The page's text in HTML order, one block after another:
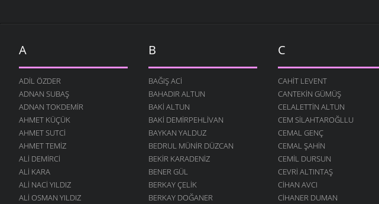
A
ADIL ÖZDER
ADNAN SUBAŞ
ADNAN TOKDEMIR
AHMET KÜÇÜK
AHMET SUTCI
AHMET TEMIZ
ALI DEMIRCI
ALI KARA
ALI NACI YILDIZ
ALI OSMAN YILDIZ
B
BAĞIŞ ACI
BAHADIR ALTUN
BAKI ALTUN
BAKI DEMIRPEHLIVAN
BAYKAN YALDUZ
BEDRUL MÜNIR DÜZCAN
BEKIR KARADENIZ
BENER GÜL
BERKAY ÇELIK
BERKAY DOĞANER
C
CAHIT LEVENT
CANTEKIN GÜMÜŞ
CELALETTIN ALTUN
CEM SILAHTAROĞLLU
CEMAL GENÇ
CEMAL ŞAHIN
CEMIL DURSUN
CEVRI ALTINTAŞ
CIHAN AVCI
CIHANER DUMAN